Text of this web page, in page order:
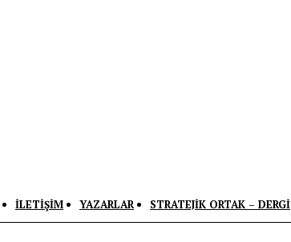
İLETIŞIM YAZARLAR STRATEJIK ORTAK – DERGI